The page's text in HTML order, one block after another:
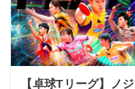
【卓球Tリーグ】ノ